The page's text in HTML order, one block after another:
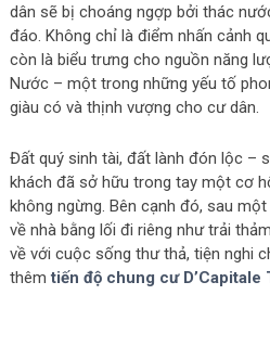
dân sẽ bị choáng ngợp bởi thác
đáo. Không chỉ là điểm nhấn cảnh
còn là biểu trưng cho nguồn năng
Nước – một trong những yếu tố
giàu có và thịnh vượng cho cư dân.
Đất quý sinh tài, đất lành đón lộc –
khách đã sở hữu trong tay một cơ
không ngừng. Bên cạnh đó, sau
về nhà bằng lối đi riêng như trải
về với cuộc sống thư thả, tiện nghi
thêmtiến độ chung cư D’Capitale